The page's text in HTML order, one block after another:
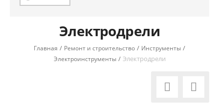
Электродрели
Главная / Ремонт и строительство / Инструменты /
Электроинструменты / Электродрели
 